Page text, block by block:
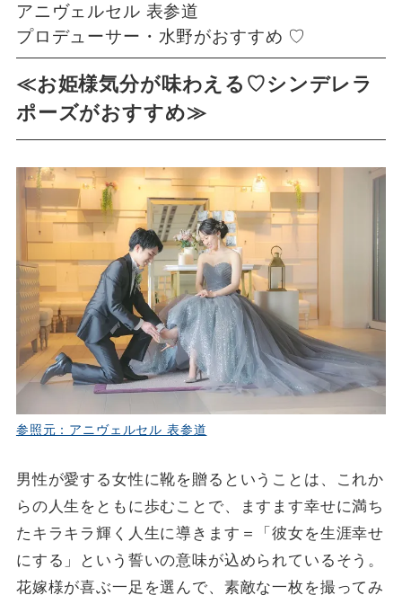
アニヴェルセル 表参道
プロデューサー・水野がおすすめ ♡
≪お姫様気分が味わえる♡シンデレラ
ポーズがおすすめ≫
参照元：アニヴェルセル 表参道
男性が愛する女性に靴を贈るということは、これか
らの人生をともに歩むことで、ますます幸せに満ち
たキラキラ輝く人生に導きます＝「彼女を生涯幸せ
にする」という誓いの意味が込められているそう。
花嫁様が喜ぶ一足を選んで、素敵な一枚を撮ってみ